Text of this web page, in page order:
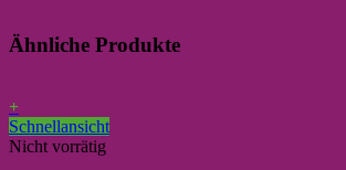
Ähnliche Produkte
+
Schnellansicht
Nicht vorrätig